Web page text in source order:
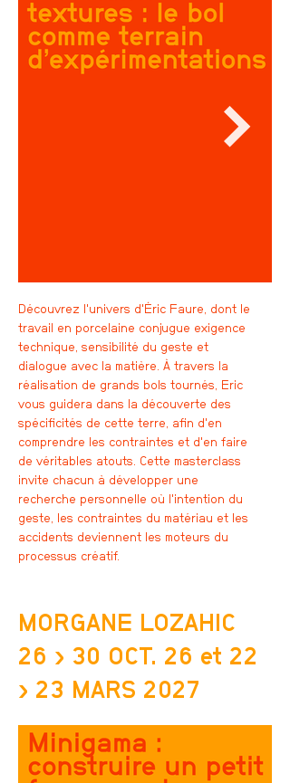
Découvrez l'univers d'Éric Faure, dont le
travail en porcelaine conjugue exigence
technique, sensibilité du geste et
dialogue avec la matière. À travers la
réalisation de grands bols tournés, Eric
vous guidera dans la découverte des
spécificités de cette terre, afin d'en
comprendre les contraintes et d'en faire
de véritables atouts. Cette masterclass
invite chacun à développer une
recherche personnelle où l'intention du
geste, les contraintes du matériau et les
accidents deviennent les moteurs du
processus créatif.
MORGANE LOZAHIC
26 › 30 OCT. 26 et 22
› 23 MARS 2027